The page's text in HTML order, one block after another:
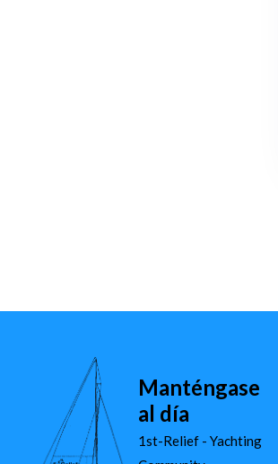
Manténgase
al día
1st-Relief - Yachting